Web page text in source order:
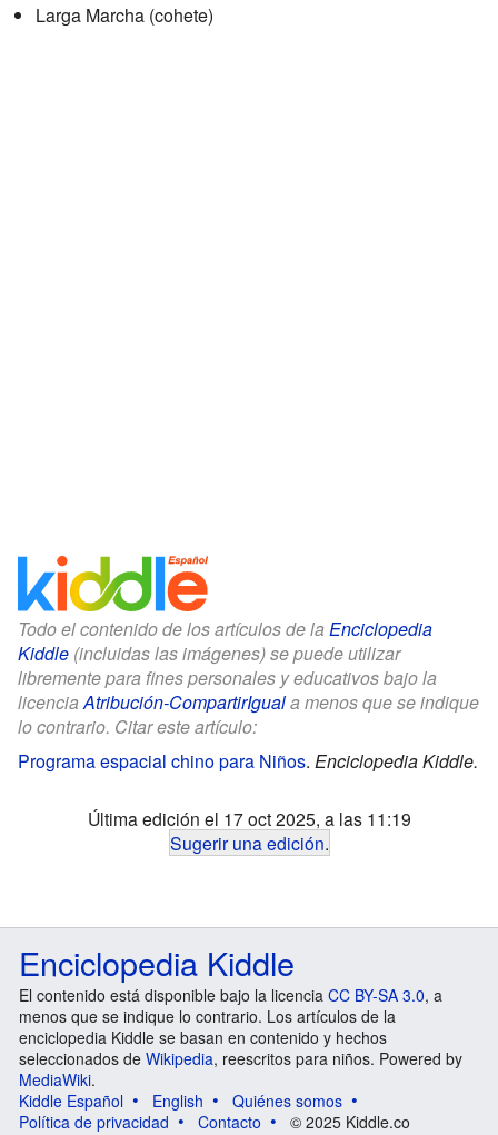
Larga Marcha (cohete)
Todo el contenido de los artículos de la Enciclopedia
Kiddle (incluidas las imágenes) se puede utilizar
libremente para fines personales y educativos bajo la
licencia Atribución-CompartirIguala menos que se indique
lo contrario. Citar este artículo:
Programa espacial chino para Niños. Enciclopedia Kiddle.
Última edición el 17 oct 2025, a las 11:19
Sugerir una edición.
Enciclopedia Kiddle
El contenido está disponible bajo la licencia CC BY-SA 3.0, a
menos que se indique lo contrario. Los artículos de la
enciclopedia Kiddle se basan en contenido y hechos
seleccionados de Wikipedia, reescritos para niños. Powered by
MediaWiki.
Kiddle Español
English
Quiénes somos
Política de privacidad
Contacto © 2025 Kiddle.co